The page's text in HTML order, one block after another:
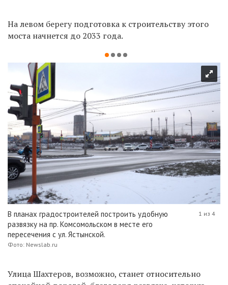
На левом берегу подготовка к строительству этого
моста начнется до 2033 года.
В планах градостроителей построить удобную
развязку на пр. Комсомольском в месте его
пересечения с ул. Ястынской.
Фото: Newslab.ru
1 из 4
Улица Шахтеров, возможно, станет относительно